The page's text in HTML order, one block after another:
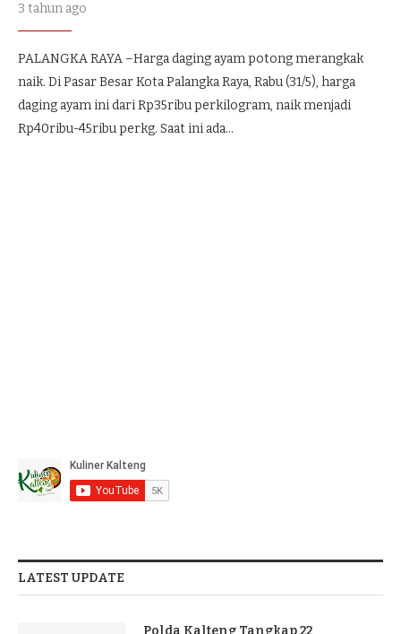
3 tahun ago
PALANGKA RAYA –Harga daging ayam potong merangkak
naik. Di Pasar Besar Kota Palangka Raya, Rabu (31/5), harga
daging ayam ini dari Rp35ribu perkilogram, naik menjadi
Rp40ribu-45ribu perkg. Saat ini ada…
LATEST UPDATE
Polda Kalteng Tangkap 22